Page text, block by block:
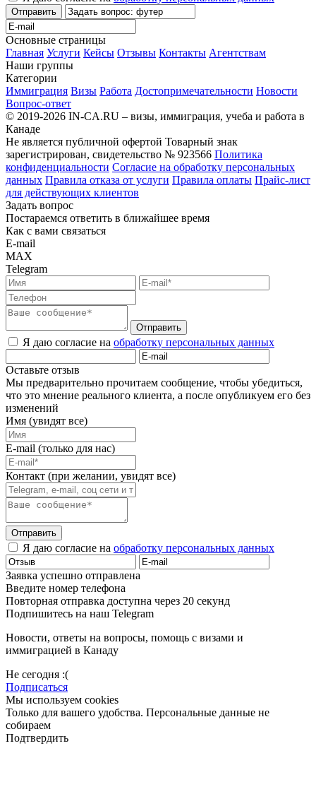
Отправить
Основные страницы
Главная Услуги Кейсы Отзывы Контакты Агентствам
Наши группы
Категории
Иммиграция Визы Работа Достопримечательности Новости
Вопрос-ответ
© 2019-2026 IN-CA.RU – визы, иммиграция, учеба и работа в
Канаде
Не является публичной офертой Товарный знак
зарегистрирован, свидетельство № 923566 Политика
конфиденциальности Согласие на обработку персональных
данных Правила отказа от услуги Правила оплаты Прайс-лист
для действующих клиентов
Задать вопрос
Постараемся ответить в ближайшее время
Как с вами связаться
E-mail
MAX
Telegram
Отправить
Я даю согласие на обработку персональных данных
Оставьте отзыв
Мы предварительно прочитаем сообщение, чтобы убедиться,
что это мнение реального клиента, а после опубликуем его без
изменений
Имя (увидят все)
E-mail (только для нас)
Контакт (при желании, увидят все)
Отправить
Я даю согласие на обработку персональных данных
Заявка успешно отправлена
Введите номер телефона
Повторная отправка доступна через 20 секунд
Подпишитесь на наш Telegram
Новости, ответы на вопросы, помощь с визами и
иммиграцией в Канаду
Не сегодня :(
Подписаться
Мы используем cookies
Только для вашего удобства. Персональные данные не
собираем
Подтвердить